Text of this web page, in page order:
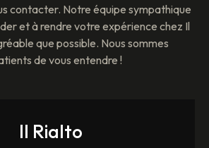
contacter. Notre équipe sympathique
et à rendre votre expérience chez Il
que possible. Nous sommes
de vous entendre !
Il Rialto